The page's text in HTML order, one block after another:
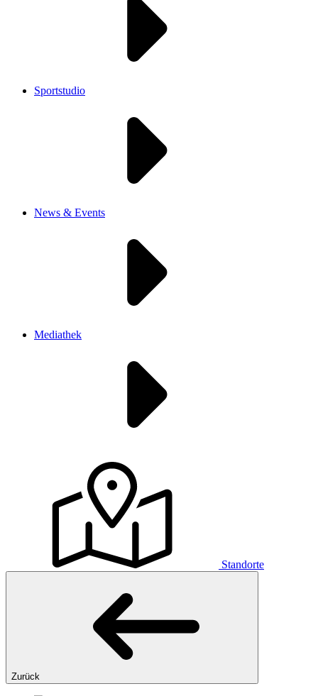
Sportstudio
News & Events
Mediathek
Standorte
Zurück